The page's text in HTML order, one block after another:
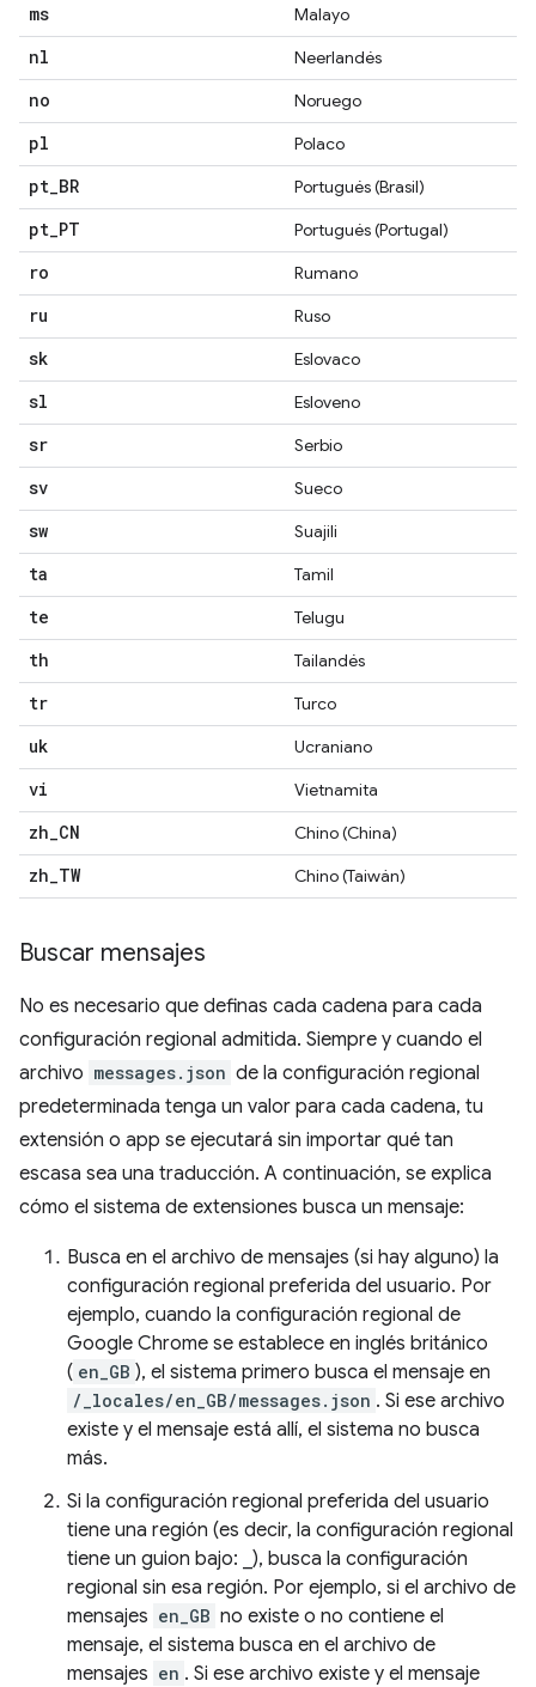
ms Malayo
nl Neerlandés
no Noruego
pl Polaco
pt BR Portugués (Brasil)
pt PT Portugués (Portugal)
ro Rumano
ru Ruso
sk Eslovaco
sl Esloveno
sr Serbio
sv Sueco
sw Suajili
ta Tamil
te Telugu
th Tailandés
tr Turco
uk Ucraniano
vi Vietnamita
zh CN Chino (China)
zh TW Chino (Taiwán)
Buscar mensajes
No es necesario que definas cada cadena para cada
configuración regional admitida. Siempre y cuando el
archivo messages.json de la configuración regional
predeterminada tenga un valor para cada cadena, tu
extensión o app se ejecutará sin importar qué tan
escasa sea una traducción. A continuación, se explica
cómo el sistema de extensiones busca un mensaje:
Busca en el archivo de mensajes (si hay alguno) la
configuración regional preferida del usuario. Por
ejemplo, cuando la configuración regional de
Google Chrome se establece en inglés británico
( en_GB ), el sistema primero busca el mensaje en
/_locales/en_GB/messages.json . Si ese archivo
existe y el mensaje está allí, el sistema no busca
más.
Si la configuración regional preferida del usuario
tiene una región (es decir, la configuración regional
tiene un guion bajo: _), busca la configuración
regional sin esa región. Por ejemplo, si el archivo de
mensajes en_GB no existe o no contiene el
mensaje, el sistema busca en el archivo de
mensajes en . Si ese archivo existe y el mensaje